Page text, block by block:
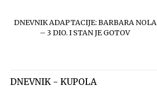
DNEVNIK ADAPTACIJE: BARBARA NOLA
– 3 DIO. I STAN JE GOTOV
DNEVNIK - KUPOLA